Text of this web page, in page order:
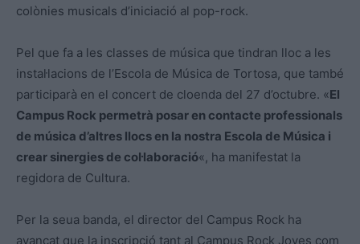
colònies musicals d’iniciació al pop-rock.
Pel que fa a les classes de música que tindran lloc a les
instal·lacions de l’Escola de Música de Tortosa, que també
participarà en el concert de cloenda del 27 d’octubre. «El
Campus Rock permetrà posar en contacte professionals
de música d’altres llocs en la nostra Escola de Música i
crear sinergies de col·laboració«, ha manifestat la
regidora de Cultura.
Per la seua banda, el director del Campus Rock ha
avançat que la inscripció tant al Campus Rock Joves com